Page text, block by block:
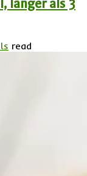
länger als 3
read